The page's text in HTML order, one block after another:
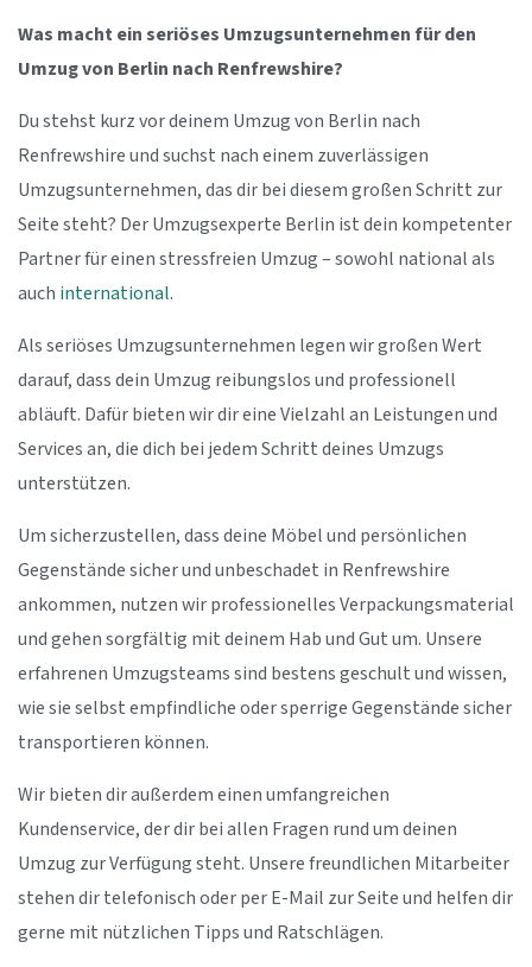
Was macht ein seriöses Umzugsunternehmen für den
Umzug von Berlin nach Renfrewshire?
Du stehst kurz vor deinem Umzug von Berlin nach
Renfrewshire und suchst nach einem zuverlässigen
Umzugsunternehmen, das dir bei diesem großen Schritt zur
Seite steht? Der Umzugsexperte Berlin ist dein kompetenter
Partner für einen stressfreien Umzug – sowohl national als
auch international.
Als seriöses Umzugsunternehmen legen wir großen Wert
darauf, dass dein Umzug reibungslos und professionell
abläuft. Dafür bieten wir dir eine Vielzahl an Leistungen und
Services an, die dich bei jedem Schritt deines Umzugs
unterstützen.
Um sicherzustellen, dass deine Möbel und persönlichen
Gegenstände sicher und unbeschadet in Renfrewshire
ankommen, nutzen wir professionelles Verpackungsmaterial
und gehen sorgfältig mit deinem Hab und Gut um. Unsere
erfahrenen Umzugsteams sind bestens geschult und wissen,
wie sie selbst empfindliche oder sperrige Gegenstände sicher
transportieren können.
Wir bieten dir außerdem einen umfangreichen
Kundenservice, der dir bei allen Fragen rund um deinen
Umzug zur Verfügung steht. Unsere freundlichen Mitarbeiter
stehen dir telefonisch oder per E-Mail zur Seite und helfen dir
gerne mit nützlichen Tipps und Ratschlägen.